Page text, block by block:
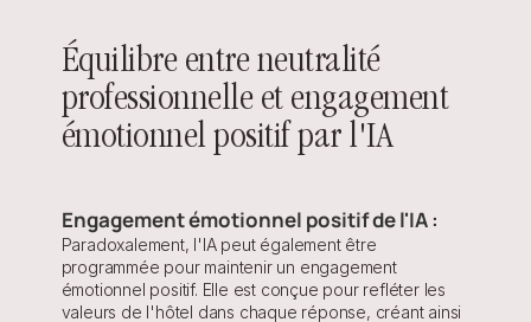
Équilibre entre neutralité
professionnelle et engagement
émotionnel positif par l'IA
Engagement émotionnel positif de l'IA :
Paradoxalement, l'IA peut également être
programmée pour maintenir un engagement
émotionnel positif. Elle est conçue pour refléter les
valeurs de l'hôtel dans chaque réponse, créant ainsi